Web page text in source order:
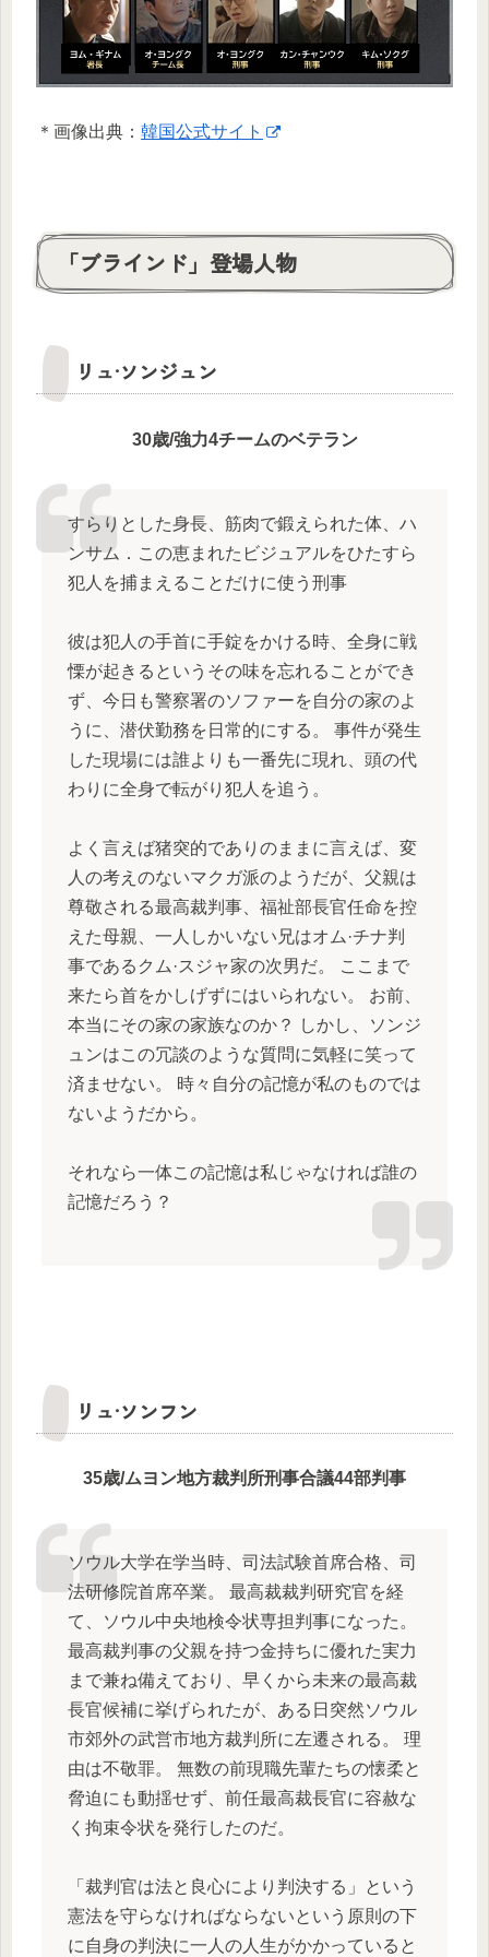
＊画像出典： 韓国公式サイト
「ブラインド」登場人物
リュ·ソンジュン
30歳/強力4チームのベテラン
すらりとした身長、筋肉で鍛えられた体、ハ
ンサム．この恵まれたビジュアルをひたすら
犯人を捕まえることだけに使う刑事
彼は犯人の手首に手錠をかける時、全身に戦
慄が起きるというその味を忘れることができ
ず、今日も警察署のソファーを自分の家のよ
うに、潜伏勤務を日常的にする。 事件が発生
した現場には誰よりも一番先に現れ、頭の代
わりに全身で転がり犯人を追う。
よく言えば猪突的でありのままに言えば、変
人の考えのないマクガ派のようだが、父親は
尊敬される最高裁判事、福祉部長官任命を控
えた母親、一人しかいない兄はオム·チナ判
事であるクム·スジャ家の次男だ。 ここまで
来たら首をかしげずにはいられない。 お前、
本当にその家の家族なのか？ しかし、ソンジ
ュンはこの冗談のような質問に気軽に笑って
済ませない。 時々自分の記憶が私のものでは
ないようだから。
それなら一体この記憶は私じゃなければ誰の
記憶だろう？
リュ·ソンフン
35歳/ムヨン地方裁判所刑事合議44部判事
ソウル大学在学当時、司法試験首席合格、司
法研修院首席卒業。 最高裁裁判研究官を経
て、ソウル中央地検令状専担判事になった。
最高裁判事の父親を持つ金持ちに優れた実力
まで兼ね備えており、早くから未来の最高裁
長官候補に挙げられたが、ある日突然ソウル
市郊外の武営市地方裁判所に左遷される。 理
由は不敬罪。 無数の前現職先輩たちの懐柔と
脅迫にも動揺せず、前任最高裁長官に容赦な
く拘束令状を発行したのだ。
「裁判官は法と良心により判決する」という
憲法を守らなければならないという原則の下
に自身の判決に一人の人生がかかっていると